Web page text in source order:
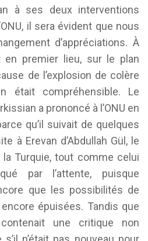
à ses deux interventions
il sera évident que nous
d’appréciations. À
en premier lieu, sur le plan
de l’explosion de colère
était compréhensible. Le
a prononcé à l’ONU en
qu’il suivait de quelques
à Erevan d’Abdullah Gül, le
Turquie, tout comme celui
par l’attente, puisque
que les possibilités de
épuisées. Tandis que
une critique non